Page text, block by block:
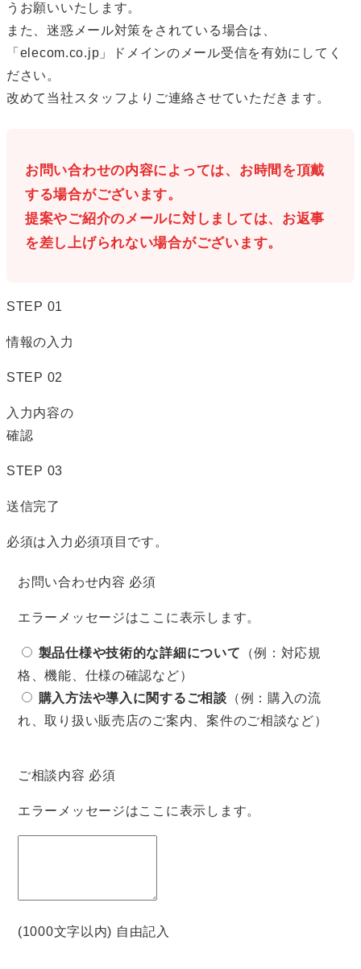
うお願いいたします。
また、迷惑メール対策をされている場合は、
「elecom.co.jp」ドメインのメール受信を有効にしてく
ださい。
改めて当社スタッフよりご連絡させていただきます。
お問い合わせの内容によっては、お時間を頂戴
する場合がございます。
提案やご紹介のメールに対しましては、お返事
を差し上げられない場合がございます。
STEP 01
情報の入力
STEP 02
入力内容の
確認
STEP 03
送信完了
必須は入力必須項目です。
お問い合わせ内容 必須
エラーメッセージはここに表示します。
製品仕様や技術的な詳細について （例：対応規
格、機能、仕様の確認など）
購入方法や導入に関するご相談 （例：購入の流
れ、取り扱い販売店のご案内、案件のご相談など）
ご相談内容 必須
エラーメッセージはここに表示します。
(1000文字以内) 自由記入